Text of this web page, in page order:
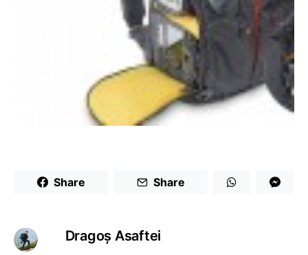
Share Share
Dragoş Asaftei